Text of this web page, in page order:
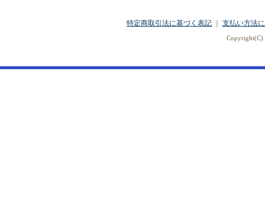
特定商取引法に基づく表記 支払い方法
Copyright(C)